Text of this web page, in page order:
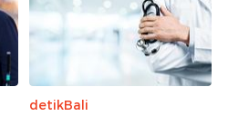
detikBali